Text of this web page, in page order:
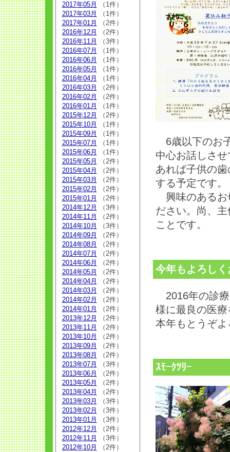
6歳以下のお
中心お話しさ
あれば子供の
する予定です。
興味のあるお
ださい。尚、
ことです。
今年もよろし
2016年の診療
様に最良の医
本年もとう
ｽﾓｰｸﾂﾘｰ
2017年05月
（1件）
2017年03月
（1件）
2017年01月
（2件）
2016年12月
（2件）
2016年11月
（3件）
2016年07月
（1件）
2016年06月
（1件）
2016年05月
（1件）
2016年04月
（1件）
2016年03月
（2件）
2016年02月
（2件）
2016年01月
（1件）
2015年12月
（2件）
2015年10月
（1件）
2015年09月
（1件）
2015年07月
（1件）
2015年06月
（1件）
2015年05月
（2件）
2015年04月
（2件）
2015年03月
（2件）
2015年02月
（2件）
2015年01月
（2件）
2014年12月
（3件）
2014年11月
（2件）
2014年10月
（3件）
2014年09月
（2件）
2014年08月
（2件）
2014年07月
（2件）
2014年06月
（2件）
2014年05月
（2件）
2014年04月
（2件）
2014年03月
（2件）
2014年02月
（2件）
2014年01月
（2件）
2013年12月
（2件）
2013年11月
（2件）
2013年10月
（2件）
2013年09月
（2件）
2013年08月
（2件）
2013年07月
（3件）
2013年06月
（2件）
2013年05月
（2件）
2013年04月
（2件）
2013年03月
（3件）
2013年02月
（3件）
2013年01月
（3件）
2012年12月
（2件）
2012年11月
（3件）
2012年10月
（2件）